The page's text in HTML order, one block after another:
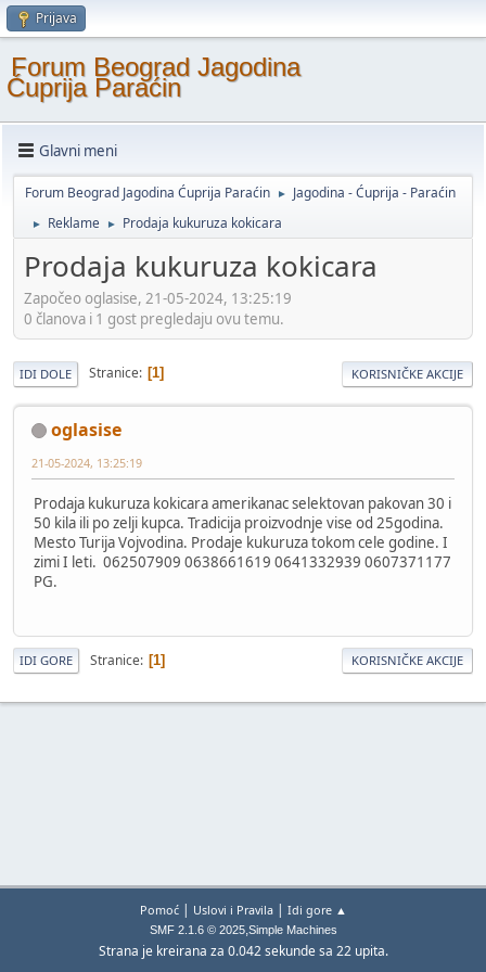
Prijava
Forum Beograd Jagodina
Ćuprija Paraćin
Glavni meni
Forum Beograd Jagodina Ćuprija Paraćin ► Jagodina - Ćuprija - Paraćin
► Reklame ► Prodaja kukuruza kokicara
Prodaja kukuruza kokicara
Započeo oglasise, 21-05-2024, 13:25:19
0 članova i 1 gost pregledaju ovu temu.
IDI DOLE Stranice 1 KORISNIČKE AKCIJE
oglasise
21-05-2024, 13:25:19
Prodaja kukuruza kokicara amerikanac selektovan pakovan 30 i
50 kila ili po zelji kupca. Tradicija proizvodnje vise od 25godina.
Mesto Turija Vojvodina. Prodaje kukuruza tokom cele godine. I
zimi I leti. 062507909 0638661619 0641332939 0607371177
PG.
IDI GORE Stranice 1 KORISNIČKE AKCIJE
Pomoć| Uslovi i Pravila| Idi gore ▲
SMF 2.1.6 © 2025,Simple Machines
Strana je kreirana za 0.042 sekunde sa 22 upita.